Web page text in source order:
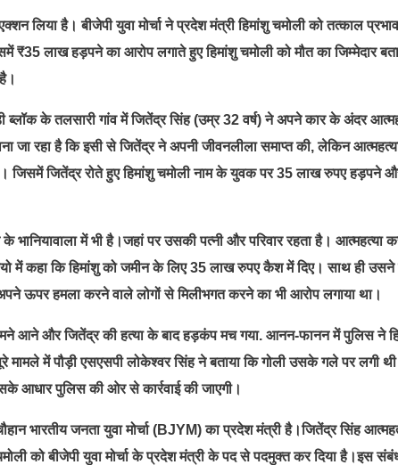
लिया है। बीजेपी युवा मोर्चा ने प्रदेश मंत्री हिमांशु चमोली को तत्काल
₹35 लाख हड़पने का आरोप लगाते हुए हिमांशु चमोली को मौत का जिम्मेदार
के तलसारी गांव में जितेंद्र सिंह (उम्र 32 वर्ष) ने अपने कार के अंदर
रहा है कि इसी से जितेंद्र ने अपनी जीवनलीला समाप्त की, लेकिन
जिसमें जितेंद्र रोते हुए हिमांशु चमोली नाम के युवक पर 35 लाख रुपए हड़पने
भानियावाला में भी है।जहां पर उसकी पत्नी और परिवार रहता है। आत्महत्या
में कहा कि हिमांशु को जमीन के लिए 35 लाख रुपए कैश में दिए। साथ ही
ऊपर हमला करने वाले लोगों से मिलीभगत करने का भी आरोप लगाया था।
आने और जितेंद्र की हत्या के बाद हड़कंप मच गया. आनन-फानन में पुलिस ने
मामले में पौड़ी एसएसपी लोकेश्वर सिंह ने बताया कि गोली उसके गले पर लगी
आधार पुलिस की ओर से कार्रवाई की जाएगी।
भारतीय जनता युवा मोर्चा (BJYM) का प्रदेश मंत्री है।जितेंद्र सिंह
को बीजेपी युवा मोर्चा के प्रदेश मंत्री के पद से पदमुक्त कर दिया है।इस